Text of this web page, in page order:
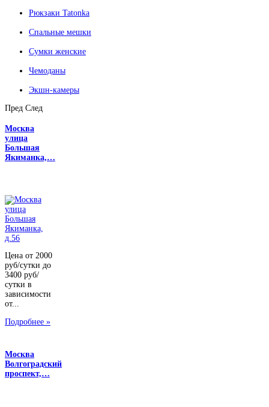
Рюкзаки Tatonka
Спальные мешки
Сумки женские
Чемоданы
Экшн-камеры
Пред След
Москва
улица
Большая
Якиманка,…
Цена от 2000
руб/сутки до
3400 руб/
сутки в
зависимости
от...
Подробнее »
Москва
Волгоградский
проспект,…